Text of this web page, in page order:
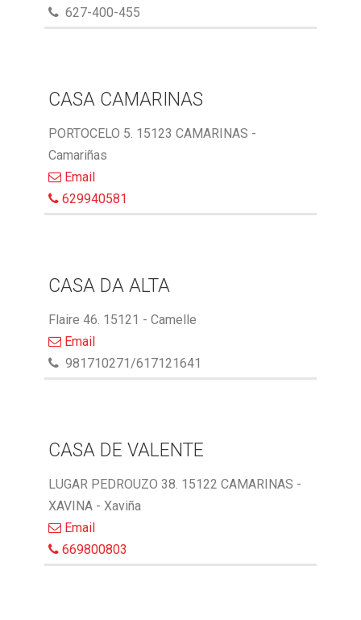
627-400-455
CASA CAMARINAS
PORTOCELO 5. 15123 CAMARINAS -
Camariñas
Email
629940581
CASA DA ALTA
Flaire 46. 15121 - Camelle
Email
981710271/617121641
CASA DE VALENTE
LUGAR PEDROUZO 38. 15122 CAMARINAS -
XAVINA - Xaviña
Email
669800803